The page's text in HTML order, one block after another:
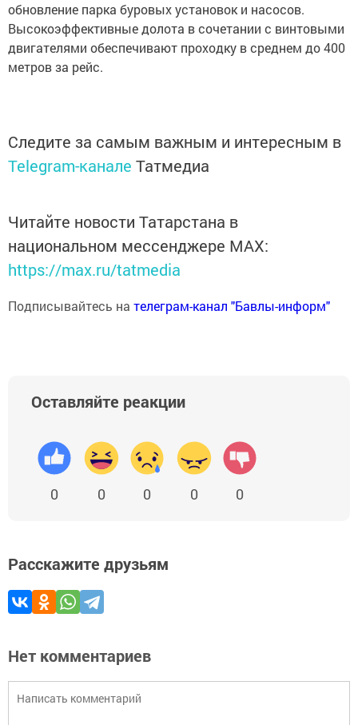
обновление парка буровых установок и насосов.
Высокоэффективные долота в сочетании с винтовыми
двигателями обеспечивают проходку в среднем до 400
метров за рейс.
Следите за самым важным и интересным в
Telegram-канале Татмедиа
Читайте новости Татарстана в
национальном мессенджере MАХ:
https://max.ru/tatmedia
Подписывайтесь на телеграм-канал "Бавлы-информ"
Оставляйте реакции
0 0 0 0 0
Расскажите друзьям
Нет комментариев